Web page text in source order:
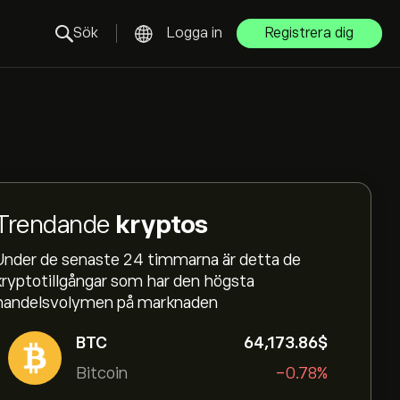
Sök Logga in Registrera dig
kryptos
de senaste 24 timmarna är detta de
som har den högsta
på marknaden
BTC
Bitcoin
64,173.86‎$‎
-0.78%